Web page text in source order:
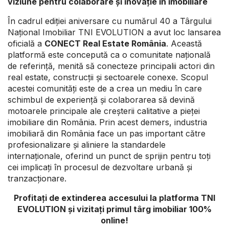
În cadrul ediției aniversare cu numărul 40 a Târgului
Național Imobiliar TNI EVOLUTION a avut loc lansarea
oficială a CONECT Real Estate România. Această
platformă este concepută ca o comunitate națională
de referință, menită să conecteze principalii actori din
real estate, construcții și sectoarele conexe. Scopul
acestei comunități este de a crea un mediu în care
schimbul de experiență și colaborarea să devină
motoarele principale ale creșterii calitative a pieței
imobiliare din România. Prin acest demers, industria
imobiliară din România face un pas important către
profesionalizare și aliniere la standardele
internaționale, oferind un punct de sprijin pentru toți
cei implicați în procesul de dezvoltare urbană și
tranzacționare.
Profitați de extinderea accesului la platforma TNI
EVOLUTION și vizitați primul târg imobiliar 100%
online!